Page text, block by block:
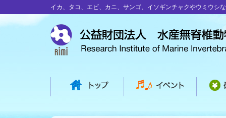
イカ、タコ、エビ、カニ、サンゴ、イソギンチャクやウミウシ